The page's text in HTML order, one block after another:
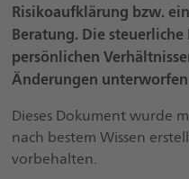
Risikoaufklärung bzw.
Beratung. Die
persönlichen
Änderungen unterworfen
Dieses Dokument wurde
nach bestem Wissen
vorbehalten.